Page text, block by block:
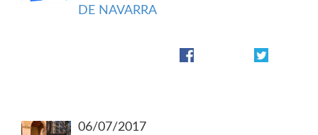
DE NAVARRA
06/07/2017